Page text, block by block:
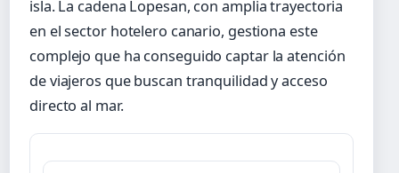
isla. La cadena Lopesan, con amplia trayectoria
en el sector hotelero canario, gestiona este
complejo que ha conseguido captar la atención
de viajeros que buscan tranquilidad y acceso
directo al mar.